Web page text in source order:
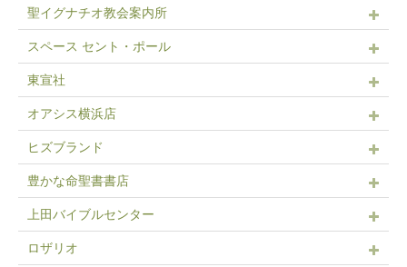
聖イグナチオ教会案内所
スペース セント・ポール
東宣社
オアシス横浜店
ヒズブランド
豊かな命聖書書店
上田バイブルセンター
ロザリオ